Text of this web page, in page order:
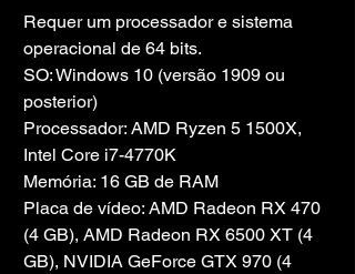
Requer um processador e sistema
operacional de 64 bits.
SO: Windows 10 (versão 1909 ou
posterior)
Processador: AMD Ryzen 5 1500X,
Intel Core i7-4770K
Memória: 16 GB de RAM
Placa de vídeo: AMD Radeon RX 470
(4 GB), AMD Radeon RX 6500 XT (4
GB), NVIDIA GeForce GTX 970 (4